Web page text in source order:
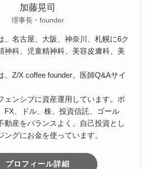
加藤晃司
理事長・founder
、名古屋、大阪、神奈川、札幌に6ク
神科、児童精神科、美容皮膚科、美
、Z/X coffee founder。医師Q&Aサイ
ェンシブに資産運用しています。ポ
FX、ドル、株、投資信託、ゴール
動産をバランスよく。自己投資とし
ングにお金を使っています。
プロフィール詳細